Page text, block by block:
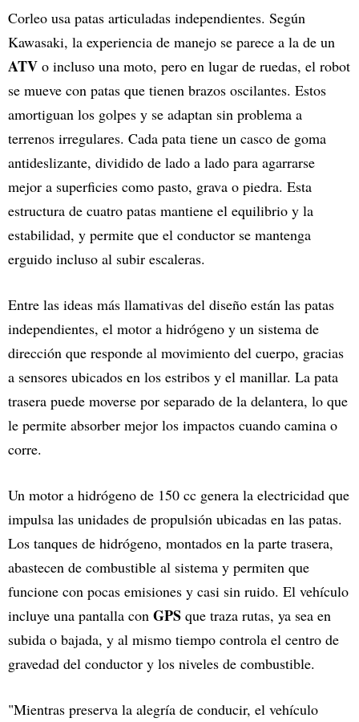
Corleo usa patas articuladas independientes. Según
Kawasaki, la experiencia de manejo se parece a la de un
ATV o incluso una moto, pero en lugar de ruedas, el robot
se mueve con patas que tienen brazos oscilantes. Estos
amortiguan los golpes y se adaptan sin problema a
terrenos irregulares. Cada pata tiene un casco de goma
antideslizante, dividido de lado a lado para agarrarse
mejor a superficies como pasto, grava o piedra. Esta
estructura de cuatro patas mantiene el equilibrio y la
estabilidad, y permite que el conductor se mantenga
erguido incluso al subir escaleras.
Entre las ideas más llamativas del diseño están las patas
independientes, el motor a hidrógeno y un sistema de
dirección que responde al movimiento del cuerpo, gracias
a sensores ubicados en los estribos y el manillar. La pata
trasera puede moverse por separado de la delantera, lo que
le permite absorber mejor los impactos cuando camina o
corre.
Un motor a hidrógeno de 150 cc genera la electricidad que
impulsa las unidades de propulsión ubicadas en las patas.
Los tanques de hidrógeno, montados en la parte trasera,
abastecen de combustible al sistema y permiten que
funcione con pocas emisiones y casi sin ruido. El vehículo
incluye una pantalla con GPS que traza rutas, ya sea en
subida o bajada, y al mismo tiempo controla el centro de
gravedad del conductor y los niveles de combustible.
"Mientras preserva la alegría de conducir, el vehículo